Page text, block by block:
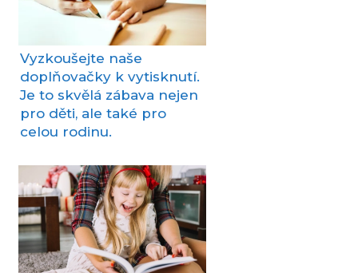
Vyzkoušejte naše
doplňovačky k vytisknutí.
Je to skvělá zábava nejen
pro děti, ale také pro
celou rodinu.